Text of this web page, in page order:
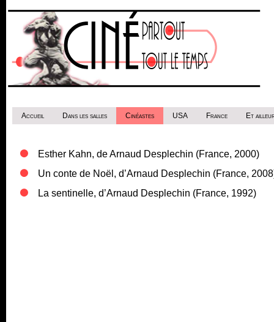
Accueil Dans les salles Cinéastes USA France Et
Esther Kahn, de Arnaud Desplechin (France, 2000)
Un conte de Noël, d’Arnaud Desplechin (France,
La sentinelle, d’Arnaud Desplechin (France, 1992)